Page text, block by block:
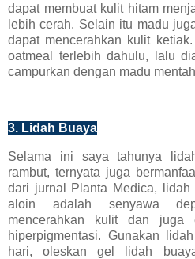
dapat membuat kulit hitam
lebih cerah. Selain itu madu
dapat mencerahkan kulit
oatmeal terlebih dahulu, lalu
campurkan dengan madu
3. Lidah Buaya
Selama ini saya tahunya
rambut, ternyata juga
dari jurnal Planta Medica, lidah
aloin adalah senyawa
mencerahkan kulit dan juga
hiperpigmentasi. Gunakan
hari, oleskan gel lidah